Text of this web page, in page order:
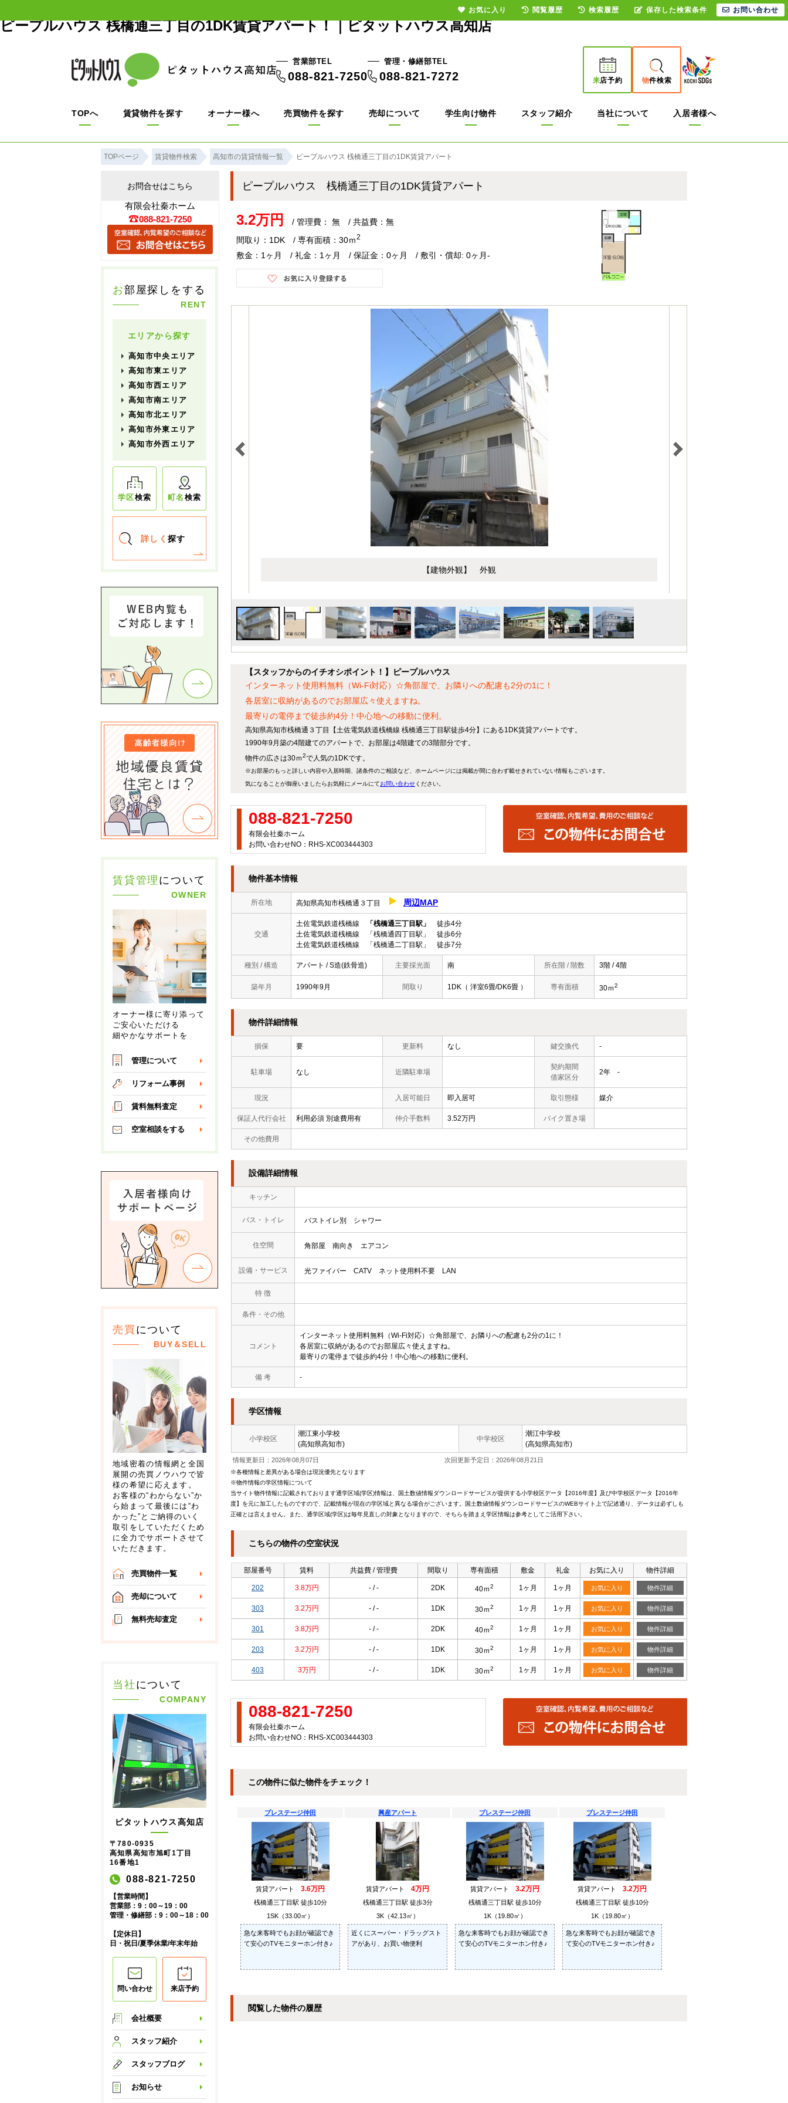
ピープルハウス 桟橋通三丁目の1DK賃貸アパート！｜ピタットハウス高知店
営業部TEL
088-821-7250
管理・修繕部TEL
088-821-7272 来店予約 物件検索
TOPへ 賃貸物件を探す オーナー様へ 売買物件を探す 売却について 学生向け物件 スタッフ紹介 当社について 入居者様へ
TOPページ 賃貸物件検索 高知市の賃貸情報一覧 ピープルハウス 桟橋通三丁目の1DK賃貸アパート
ピープルハウス 桟橋通三丁目の1DK賃貸アパート
3.2万円
/ 管理費： 無 / 共益費：無
間取り：1DK / 専有面積：30ｍ2
敷金：1ヶ月 / 礼金：1ヶ月 / 保証金：0ヶ月 / 敷引・償却: 0ヶ月-
【建物外観】 外観
【スタッフからのイチオシポイント！】ピープルハウス
インターネット使用料無料（Wi-Fi対応）☆角部屋で、お隣りへの配慮も2分の1に！
各居室に収納があるのでお部屋広々使えますね。
最寄りの電停まで徒歩約4分！中心地への移動に便利。
高知県高知市桟橋通３丁目【土佐電気鉄道桟橋線 桟橋通三丁目駅徒歩4分】にある1DK賃貸アパートです。
1990年9月築の4階建てのアパートで、お部屋は4階建ての3階部分です。
物件の広さは30ｍ2で人気の1DKです。
※お部屋のもっと詳しい内容や入居時期、諸条件のご相談など、ホームページには掲載が間に合わず載せきれていない情報もございます。
気になることが御座いましたらお気軽にメールにてお問い合わせください。
088-821-7250
有限会社秦ホーム
お問い合わせNO：RHS-XC003444303
物件基本情報
所在地 高知県高知市桟橋通３丁目 周辺MAP
交通
土佐電気鉄道桟橋線 「桟橋通三丁目駅」
徒歩4分
土佐電気鉄道桟橋線 「桟橋通四丁目駅」 徒歩6分
土佐電気鉄道桟橋線 「桟橋通二丁目駅」 徒歩7分
種別 / 構造 アパート / S造(鉄骨造) 主要採光面 南 所在階 / 階数 3階 / 4階
築年月 1990年9月 間取り 1DK（ 洋室6畳/DK6畳 ） 専有面積 30ｍ2
物件詳細情報
損保 要 更新料 なし 鍵交換代 -
駐車場 なし 近隣駐車場
契約期間
借家区分
2年 -
現況 入居可能日 即入居可 取引態様 媒介
保証人代行会社 利用必須 別途費用有 仲介手数料 3.52万円 バイク置き場
その他費用
設備詳細情報
キッチン
バス・トイレ バストイレ別 シャワー
住空間 角部屋 南向き エアコン
設備・サービス 光ファイバー CATV ネット使用料不要 LAN
特 徴
条件・その他
コメント
インターネット使用料無料（Wi-Fi対応）☆角部屋で、お隣りへの配慮も2分の1に！
各居室に収納があるのでお部屋広々使えますね。
最寄りの電停まで徒歩約4分！中心地への移動に便利。
備 考 -
学区情報
小学校区
潮江東小学校
(高知県高知市)
中学校区
潮江中学校
(高知県高知市)
情報更新日：2026年08月07日 次回更新予定日：2026年08月21日
※各種情報と差異がある場合は現況優先となります
※物件情報の学区情報について
当サイト物件情報に記載されております通学区域(学区)情報は、国土数値情報ダウンロードサービスが提供する小学校区データ【2016年度】及び中学校区データ【2016年
度】を元に加工したものですので、記載情報が現在の学区域と異なる場合がございます。国土数値情報ダウンロードサービスのWEBサイト上で記述通り、データは必ずしも
正確とは言えません。また、通学区域(学区)は毎年見直しの対象となりますので、そちらを踏まえ学区情報は参考としてご活用下さい。
こちらの物件の空室状況
部屋番号 賃料 共益費 / 管理費 間取り 専有面積 敷金 礼金 お気に入り 物件詳細
202 3.8万円 - / - 2DK 40ｍ2 1ヶ月 1ヶ月 お気に入り 物件詳細
303 3.2万円 - / - 1DK 30ｍ2 1ヶ月 1ヶ月 お気に入り 物件詳細
301 3.8万円 - / - 2DK 40ｍ2 1ヶ月 1ヶ月 お気に入り 物件詳細
203 3.2万円 - / - 1DK 30ｍ2 1ヶ月 1ヶ月 お気に入り 物件詳細
403 3万円 - / - 1DK 30ｍ2 1ヶ月 1ヶ月 お気に入り 物件詳細
088-821-7250
有限会社秦ホーム
お問い合わせNO：RHS-XC003444303
この物件に似た物件をチェック！
プレステージ仲田
賃貸アパート 3.6万円
桟橋通三丁目駅 徒歩10分
1SK（33.00㎡）
急な来客時でもお顔が確認でき
て安心のTVモニターホン付き♪
興産アパート
賃貸アパート 4万円
桟橋通三丁目駅 徒歩3分
3K（42.13㎡）
近くにスーパー・ドラッグスト
アがあり、お買い物便利
プレステージ仲田
賃貸アパート 3.2万円
桟橋通三丁目駅 徒歩10分
1K（19.80㎡）
急な来客時でもお顔が確認でき
て安心のTVモニターホン付き♪
プレステージ仲田
賃貸アパート 3.2万円
桟橋通三丁目駅 徒歩10分
1K（19.80㎡）
急な来客時でもお顔が確認でき
て安心のTVモニターホン付き♪
閲覧した物件の履歴
お問合せはこちら
有限会社秦ホーム
088-821-7250
お部屋探しをする
RENT
エリアから探す
高知市中央エリア
高知市東エリア
高知市西エリア
高知市南エリア
高知市北エリア
高知市外東エリア
高知市外西エリア
学区検索 町名 検索
詳しく 探す
賃貸管理 について
OWNER
オーナー様に寄り添って
ご安心いただける
細やかなサポートを
管理について
リフォーム事例
賃料無料査定
空室相談をする
売買 について
BUY＆SELL
地域密着の情報網と全国
展開の売買ノウハウで皆
様の希望に応えます。
お客様の“わからない”か
ら始まって最後には“わ
かった”とご納得のいく
取引をしていただくため
に全力でサポートさせて
いただきます。
売買物件一覧
売却について
無料売却査定
当社 について
COMPANY
ピタットハウス高知店
〒780-0935
高知県高知市旭町1丁目
16番地1
088-821-7250
【営業時間】
営業部：9：00～19：00
管理・修繕部：9：00～18：00
【定休日】
日・祝日/夏季休業/年末年始
問い合わせ 来店予約
会社概要
スタッフ紹介
スタッフブログ
お知らせ
お気に入り 閲覧履歴 検索履歴 保存した検索条件 お問い合わせ